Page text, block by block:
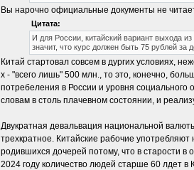
Вы нарочно официальные документы не
Цитата:
И для России, китайский вариант выхода
значит, что курс должен быть 75 рублей
Китай стартовал совсем в дургих условиях,
х - "всего лишь" 500 млн., то это, конечно,
потребеления в России и уровня
словам в столь плачевном состоянии, и
Двукратная девальвация национальной
трехкратное. Китайские рабочие
родившихся дочерей потому, что в старости в
2024 году количество людей старше 60 лдет